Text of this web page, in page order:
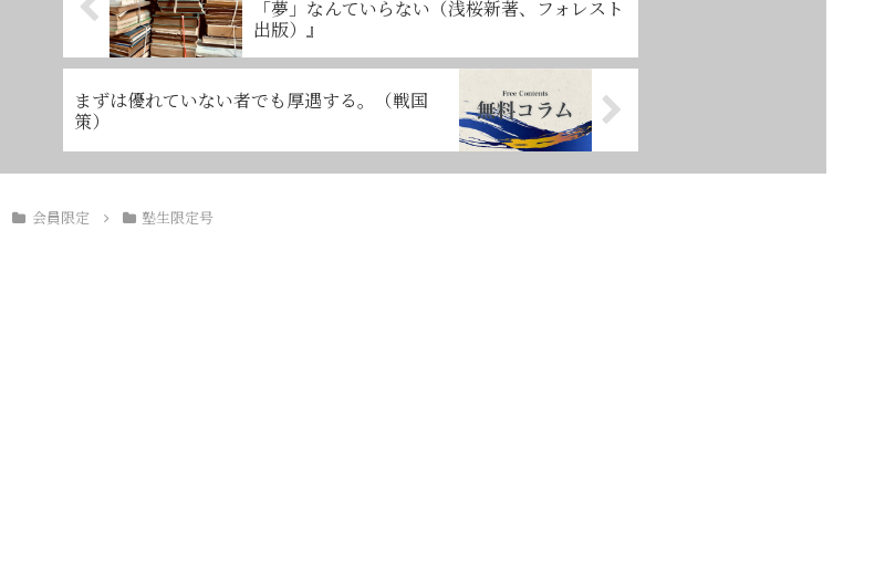
「夢」なんていらない（浅桜新著、フォレスト
出版）』
まずは優れていない者でも厚遇する。（戦国
策）
会員限定 塾生限定号